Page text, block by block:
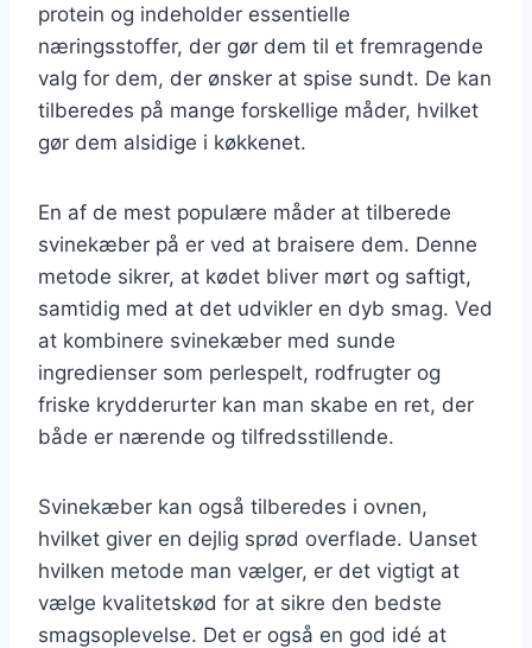
protein og indeholder essentielle
næringsstoffer, der gør dem til et fremragende
valg for dem, der ønsker at spise sundt. De kan
tilberedes på mange forskellige måder, hvilket
gør dem alsidige i køkkenet.
En af de mest populære måder at tilberede
svinekæber på er ved at braisere dem. Denne
metode sikrer, at kødet bliver mørt og saftigt,
samtidig med at det udvikler en dyb smag. Ved
at kombinere svinekæber med sunde
ingredienser som perlespelt, rodfrugter og
friske krydderurter kan man skabe en ret, der
både er nærende og tilfredsstillende.
Svinekæber kan også tilberedes i ovnen,
hvilket giver en dejlig sprød overflade. Uanset
hvilken metode man vælger, er det vigtigt at
vælge kvalitetskød for at sikre den bedste
smagsoplevelse. Det er også en god idé at